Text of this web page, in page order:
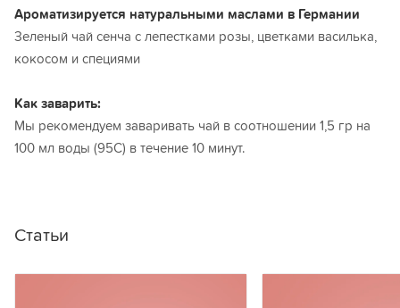
Ароматизируется натуральными маслами в Германии
Зеленый чай сенча с лепестками розы, цветками василька,
кокосом и специями
Как заварить:
Мы рекомендуем заваривать чай в соотношении 1,5 гр на
100 мл воды (95С) в течение 10 минут.
Статьи